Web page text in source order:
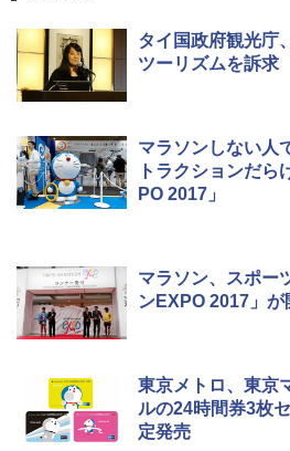
タイ国政府観光庁
ツーリズムを訴求
マラソンしない人
トラクションだら
PO 2017」
マラソン、スポー
ンEXPO 2017」が
東京メトロ、東京
ルの24時間券3枚
定発売